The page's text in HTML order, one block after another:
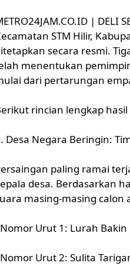
| DELI
STM Hilir,
secara resmi.
menentukan
dari pertarungan
rincian lengkap
Desa Negara Beringin:
paling ramai
desa. Berdasarkan
masing-masing calon
Urut 1: Lurah Bakin
Urut 2: Sulita